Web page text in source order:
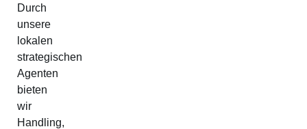
Durch
unsere
lokalen
strategischen
Agenten
bieten
wir
Handling,